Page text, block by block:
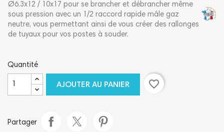
Ø6.3x12 / 10x17 pour se brancher et débrancher même
sous pression avec un 1/2 raccord rapide mâle gaz
neutre, vous permettant ainsi de vous créer des rallonges
de tuyaux pour vos postes à souder.
Quantité
AJOUTER AU PANIER favorite_border
Partager